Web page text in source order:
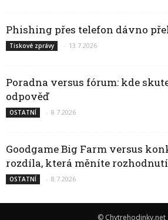
Phishing přes telefon dávno
Tiskové zprávy - 13.7.2026
Poradna versus fórum: kde
odpověď
OSTATNÍ - 8.7.2026
Goodgame Big Farm versus
rozdíla, která měníte rozhodnutí
OSTATNÍ - 8.7.2026
© Chytrehodinky.net